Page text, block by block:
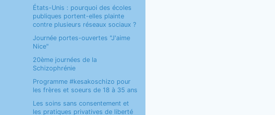
États-Unis : pourquoi des écoles
publiques portent-elles plainte
contre plusieurs réseaux sociaux ?
Journée portes-ouvertes "J'aime
Nice"
20ème journées de la
Schizophrénie
Programme #kesakoschizo pour
les frères et soeurs de 18 à 35 ans
Les soins sans consentement et
les pratiques privatives de liberté